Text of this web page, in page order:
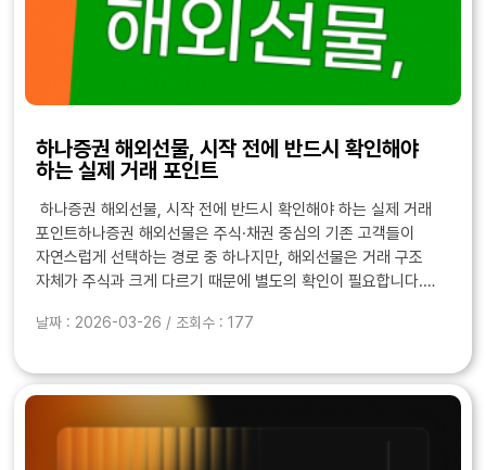
하나증권 해외선물, 시작 전에 반드시 확인해야
하는 실제 거래 포인트
하나증권 해외선물, 시작 전에 반드시 확인해야 하는 실제 거래
포인트하나증권 해외선물은 주식·채권 중심의 기존 고객들이
자연스럽게 선택하는 경로 중 하나지만, 해외선물은 거래 구조
자체가 주식과 크게 다르기 때문에 별도의 확인이 필요합니다.
안정성, 주문 지연 등의 요소가 실제 손익을..
날짜 : 2026-03-26 / 조회수 : 177